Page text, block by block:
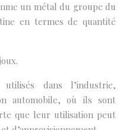
un métal du groupe du
en termes de quantité
dans l’industrie,
automobile, où ils sont
que leur utilisation peut